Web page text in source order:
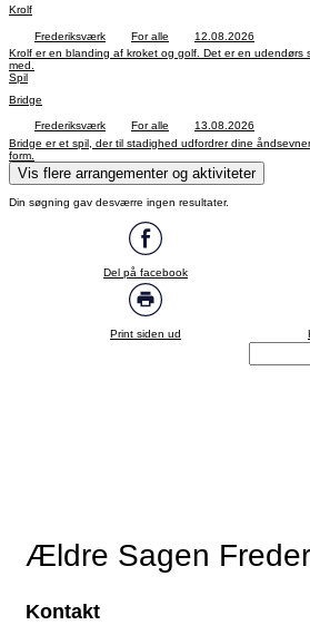
Krolf
Frederiksværk For alle
12.08.2026
Krolf er en blanding af kroket og golf. Det er en udendørs
med.
Spil
Bridge
Frederiksværk For alle
13.08.2026
Bridge er et spil, der til stadighed udfordrer dine
form.
Vis flere arrangementer og aktiviteter
Din søgning gav desværre ingen resultater.
Del på facebook
Print siden ud
Ældre Sagen
Kontakt